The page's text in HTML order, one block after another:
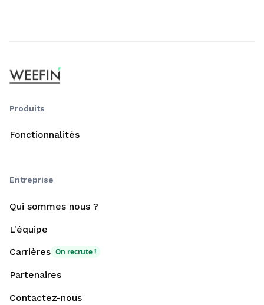
Produits
Fonctionnalités
Entreprise
Qui sommes nous ?
L'équipe
Carrières On recrute !
Partenaires
Contactez-nous